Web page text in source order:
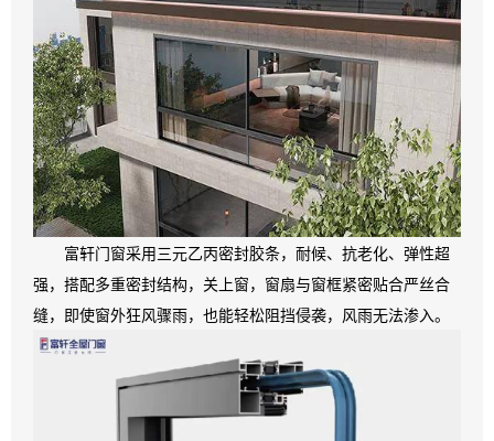
富轩门窗采用三元乙丙密封胶条，耐候、抗老化、弹性超
强，搭配多重密封结构，关上窗，窗扇与窗框紧密贴合严丝合
缝，即使窗外狂风骤雨，也能轻松阻挡侵袭，风雨无法渗入。